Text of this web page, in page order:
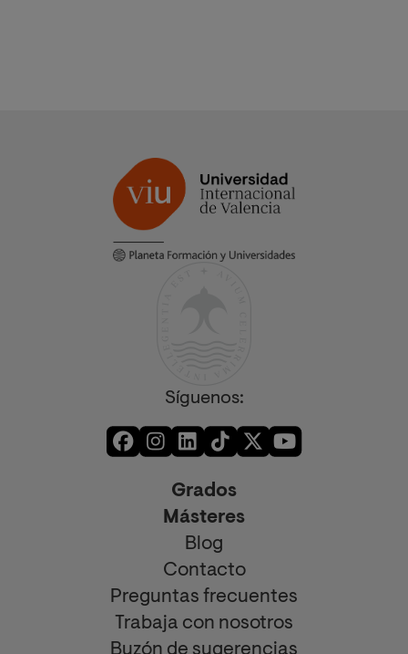
Síguenos:
Grados
Másteres
Blog
Contacto
Preguntas frecuentes
Trabaja con nosotros